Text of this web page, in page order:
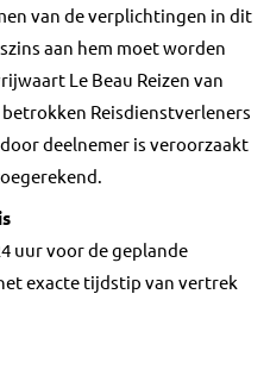
van de verplichtingen in dit
aan hem moet worden
Le Beau Reizen van
Reisdienstverleners
deelnemer is veroorzaakt
uur voor de geplande
exacte tijdstip van vertrek